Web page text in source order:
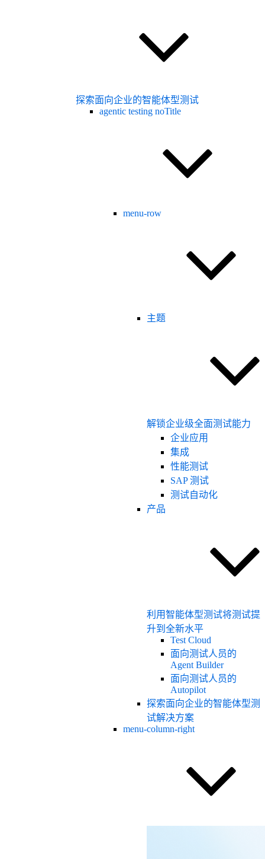
探索面向企业的智能体型测试
agentic testing noTitle
menu-row
主题
解锁企业级全面测试能力
企业应用
集成
性能测试
SAP 测试
测试自动化
产品
利用智能体型测试将测试提
升到全新水平
Test Cloud
面向测试人员的
Agent Builder
面向测试人员的
Autopilot
探索面向企业的智能体型测
试解决方案
menu-column-right